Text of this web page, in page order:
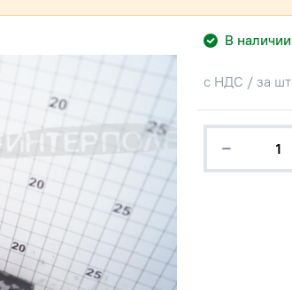
В наличии
с НДС / за шт
−